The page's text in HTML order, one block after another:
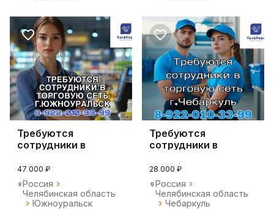
Требуются
сотрудники в
47 000 ₽
Россия
Челябинская область
Южноуральск
Требуются
сотрудники в
28 000 ₽
Россия
Челябинская область
Чебаркуль